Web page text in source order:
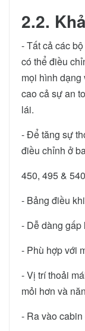
2.2.
- Tất cả các
có thể điều
mọi hình
cao cả sự an
lái.
- Để tăng sự
điều chỉnh ở
450, 495 &
- Bảng điều
- Dễ dàng gấp
- Phù hợp với
- Vị trí thoải
mỏi hơn và
- Ra vào